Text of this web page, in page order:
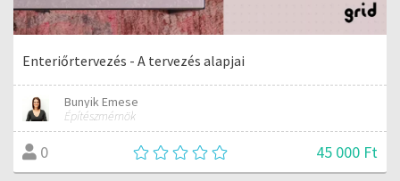
Enteriőrtervezés - A tervezés alapjai
Bunyik Emese
Építészmérnök
0 45 000 Ft